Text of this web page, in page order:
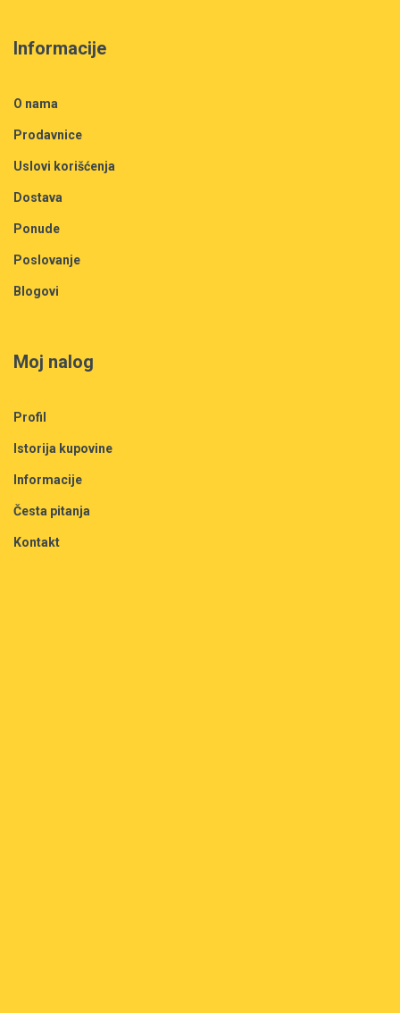
Informacije
O nama
Prodavnice
Uslovi korišćenja
Dostava
Ponude
Poslovanje
Blogovi
Moj nalog
Profil
Istorija kupovine
Informacije
Česta pitanja
Kontakt